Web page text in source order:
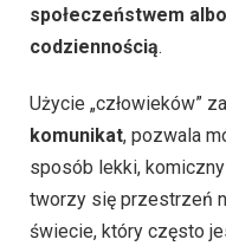
społeczeństwem
codziennością.
Użycie „człowieków”
komunikat, pozwala
sposób lekki,
tworzy się przestrzeń
świecie, który często